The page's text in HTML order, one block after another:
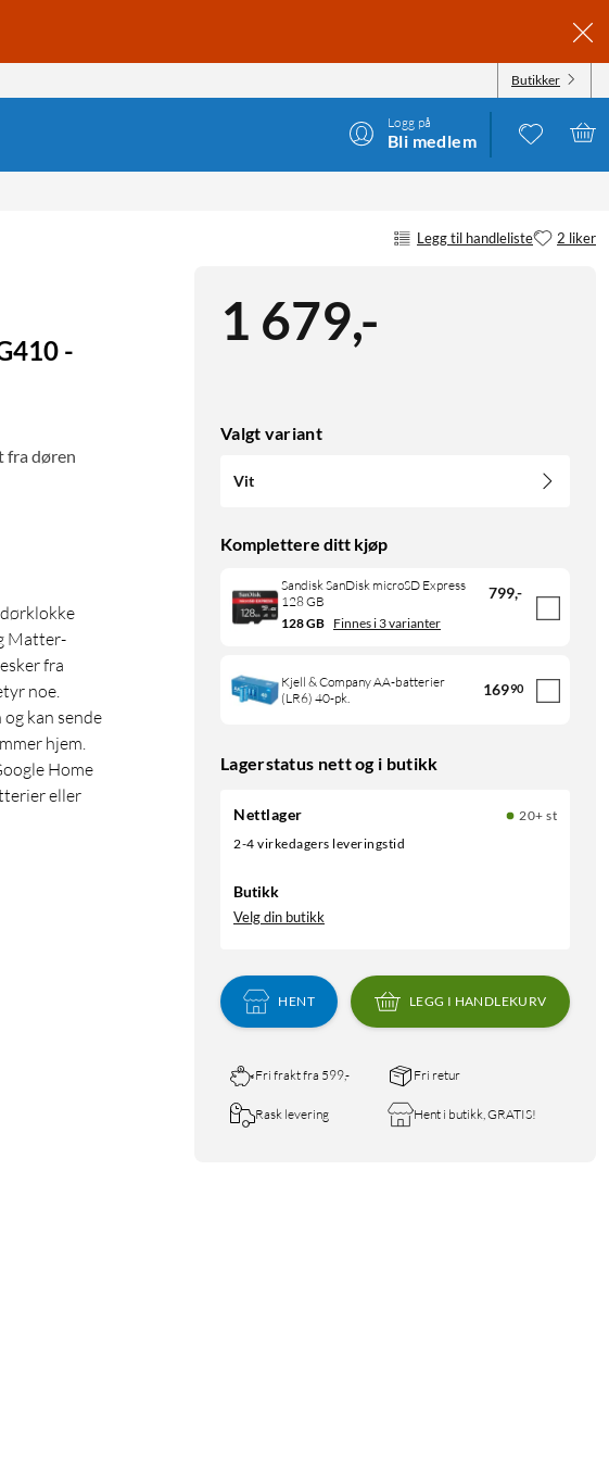
Butikker
Logg på
Bli medlem
Legg til handleliste 2 liker
1 679,-
Valgt variant
Vit
Komplettere ditt kjøp
Sandisk SanDisk microSD Express
128 GB
799,-
128 GB Finnes i 3 varianter
Kjell & Company AA-batterier
(LR6) 40-pk.
16990
Lagerstatus nett og i butikk
Nettlager
20+ st
2-4 virkedagers leveringstid
Butikk
Velg din butikk
HENT LEGG I HANDLEKURV
Fri frakt fra 599,- Fri retur
Rask levering Hent i butikk, GRATIS!
-
fra døren
Matter-
fra
noe.
kan sende
hjem.
Home
eller